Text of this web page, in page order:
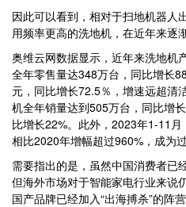
因此可以看到，相对于扫地机器人
用频率更高的洗地机，在近年来逐
奥维云网数据显示，近年来洗地机
全年零售量达348万台，同比增长
元，同比增长72.5％，增速远超清
机全年销量达到505万台，同比增
比增长22%。此外，2023年1-11月
相比2020年增幅超过960%，成为
需要指出的是，虽然中国消费者已
但海外市场对于智能家电行业来说
国产品牌已经加入“出海搏杀”的阵营